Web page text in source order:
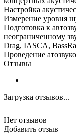
Настройка
Измерение уровня
Подготовка к
неограниченному
Drag, IASCA,
Проведение
Отзывы
Загрузка отзывов...
Нет отзывов
Добавить отзыв